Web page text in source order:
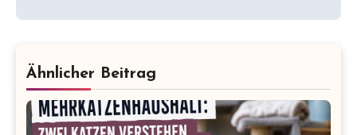
Ähnlicher Beitrag